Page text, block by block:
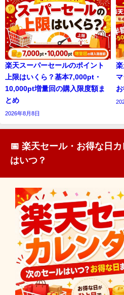
楽天スーパーセールのポイント
上限はいくら？基本7,000pt・
10,000pt増量回の購入限度額ま
とめ
2026年8月8日
📅 楽天セール・お得な日
はいつ？